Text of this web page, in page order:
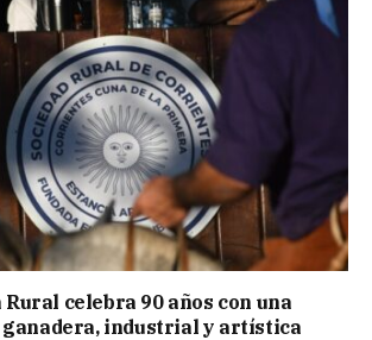
celebra 90 años con una
industrial y artística